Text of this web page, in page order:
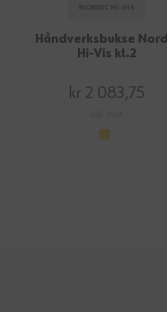
Håndverksbukse
Hi-Vis kl.2
kr 2 083,75